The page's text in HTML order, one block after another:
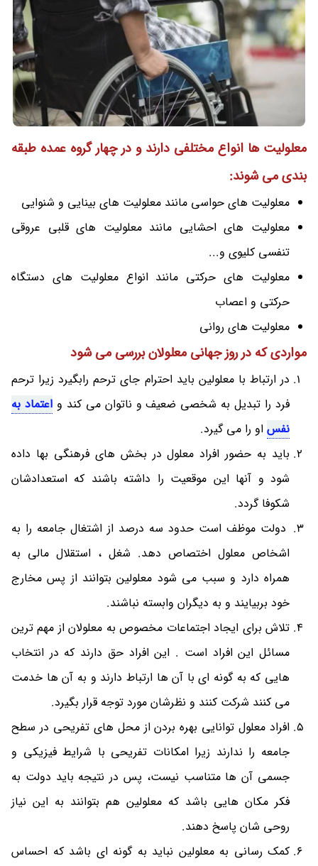
معلولیت ها انواع مختلفی دارند و در چهار گروه عمده طبقه
بندی می شوند:
معلولیت های حواسی مانند معلولیت های بینایی و شنوایی
معلولیت های احشایی مانند معلولیت های قلبی عروقی
تنفسی کلیوی و...
معلولیت های حرکتی مانند انواع معلولیت های دستگاه
حرکتی و اعصاب
معلولیت های روانی
مواردی که در روز جهانی معلولان بررسی می شود
در ارتباط با معلولین باید احترام جای ترحم رابگیرد زیرا ترحم
فرد را تبدیل به شخصی ضعیف و ناتوان می کند واعتماد به
نفس او را می گیرد.
باید به حضور افراد معلول در بخش های فرهنگی بها داده
شود و آنها این موقعیت را داشته باشند که استعدادشان
شکوفا گردد.
دولت موظف است حدود سه درصد از اشتغال جامعه را به
اشخاص معلول اختصاص دهد. شغل ، استقلال مالی به
همراه دارد و سبب می شود معلولین بتوانند از پس مخارج
خود بربیایند و به دیگران وابسته نباشند.
تلاش برای ایجاد اجتماعات مخصوص به معلولان از مهم ترین
مسائل این افراد است . این افراد حق دارند که در انتخاب
هایی که به گونه ای با آن ها ارتباط دارند و به آن ها خدمت
می کنند شرکت کنند و نظرشان مورد توجه قرار بگیرد.
افراد معلول توانایی بهره بردن از محل های تفریحی در سطح
جامعه را ندارند زیرا امکانات تفریحی با شرایط فیزیکی و
جسمی آن ها متناسب نیست، پس در نتیجه باید دولت به
فکر مکان هایی باشد که معلولین هم بتوانند به این نیاز
روحی شان پاسخ دهند.
کمک رسانی به معلولین نباید به گونه ای باشد که احساس